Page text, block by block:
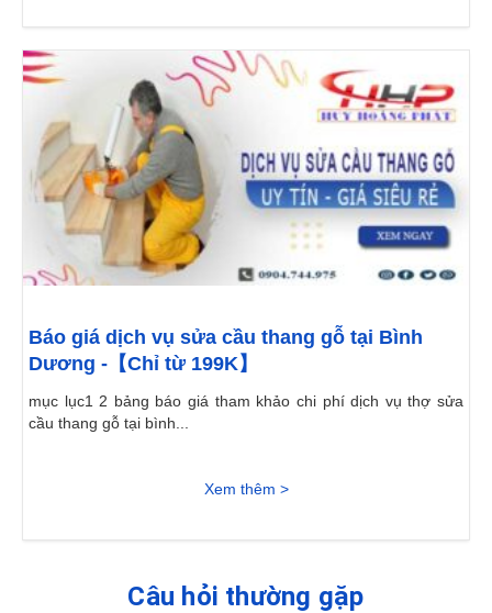
Báo giá dịch vụ sửa cầu thang gỗ tại Bình
Dương -【Chỉ từ 199K】
mục lục1 2 bảng báo giá tham khảo chi phí dịch vụ thợ sửa
cầu thang gỗ tại bình...
Xem thêm >
Câu hỏi thường gặp